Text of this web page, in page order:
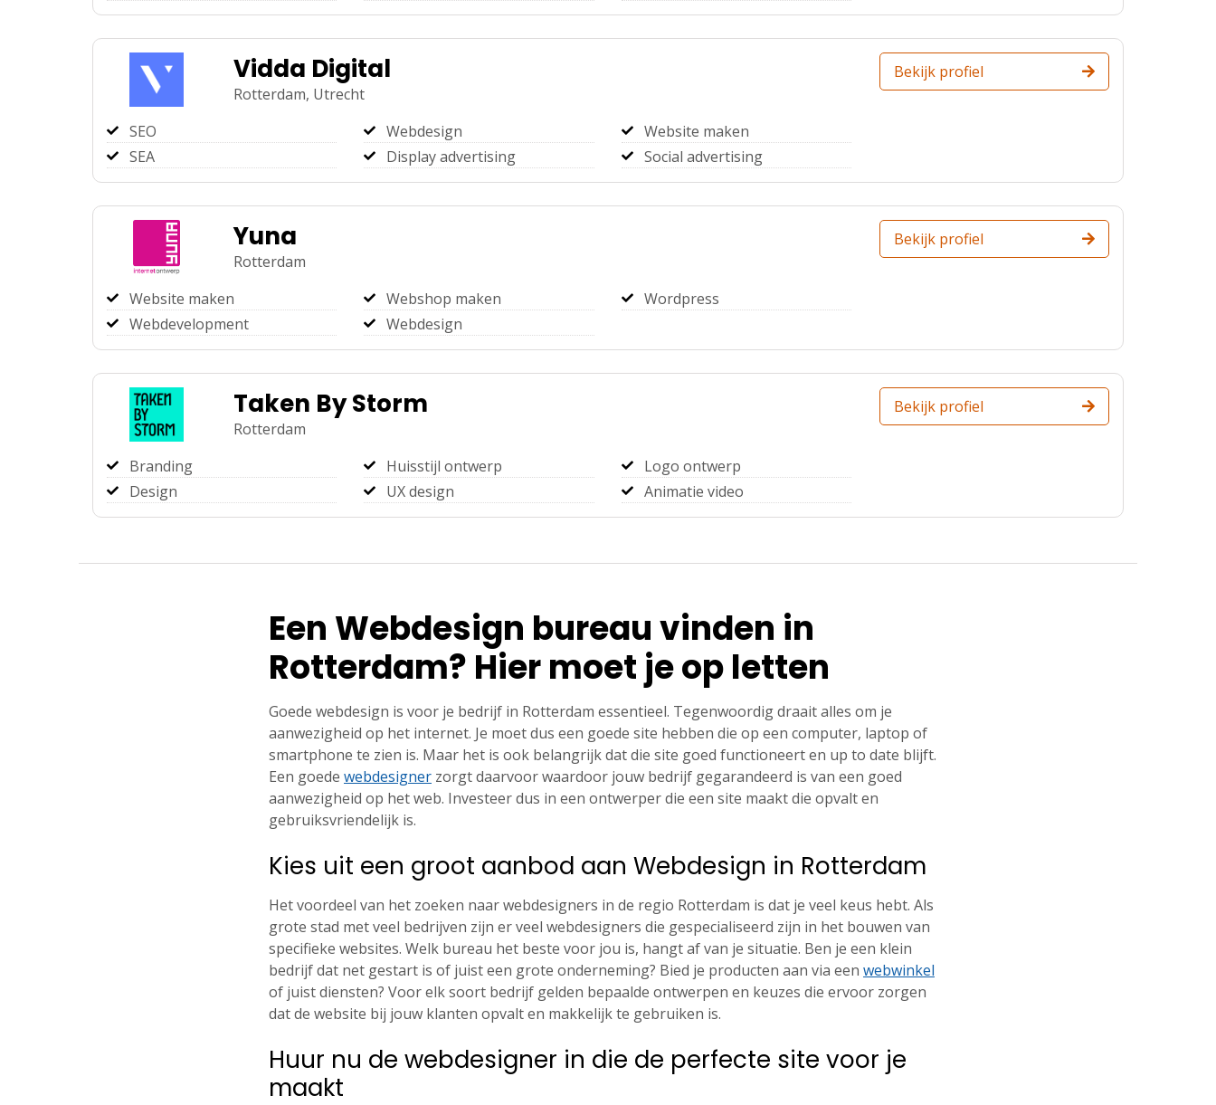
Vidda Digital
Rotterdam, Utrecht
SEO
Webdesign
Website maken
SEA
Display advertising Social advertising
Bekijk profiel
Yuna
Rotterdam
Website maken
Webshop maken
Wordpress
Webdevelopment
Webdesign
Bekijk profiel
Taken By Storm
Rotterdam
Branding
Huisstijl ontwerp
Logo ontwerp
Design
UX design Animatie video
Bekijk profiel
Een Webdesign bureau vinden in
Rotterdam? Hier moet je op letten
Goede webdesign is voor je bedrijf in Rotterdam essentieel. Tegenwoordig draait alles om je
aanwezigheid op het internet. Je moet dus een goede site hebben die op een computer, laptop of
smartphone te zien is. Maar het is ook belangrijk dat die site goed functioneert en up to date blijft.
Een goede webdesigner zorgt daarvoor waardoor jouw bedrijf gegarandeerd is van een goed
aanwezigheid op het web. Investeer dus in een ontwerper die een site maakt die opvalt en
gebruiksvriendelijk is.
Kies uit een groot aanbod aan Webdesign in Rotterdam
Het voordeel van het zoeken naar webdesigners in de regio Rotterdam is dat je veel keus hebt. Als
grote stad met veel bedrijven zijn er veel webdesigners die gespecialiseerd zijn in het bouwen van
specifieke websites. Welk bureau het beste voor jou is, hangt af van je situatie. Ben je een klein
bedrijf dat net gestart is of juist een grote onderneming? Bied je producten aan via een webwinkel
of juist diensten? Voor elk soort bedrijf gelden bepaalde ontwerpen en keuzes die ervoor zorgen
dat de website bij jouw klanten opvalt en makkelijk te gebruiken is.
Huur nu de webdesigner in die de perfecte site voor je
maakt